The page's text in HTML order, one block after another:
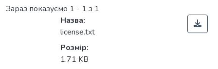
Зараз показуємо 1 - 1 з 1
Назва:
license.txt
Розмір:
1.71 KB